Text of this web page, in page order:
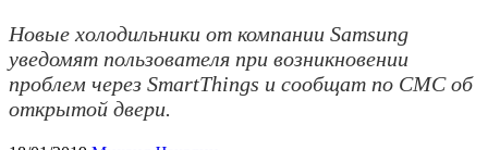
Новые холодильники от компании Samsung
уведомят пользователя при возникновении
проблем через SmartThings и сообщат по СМС об
открытой двери.